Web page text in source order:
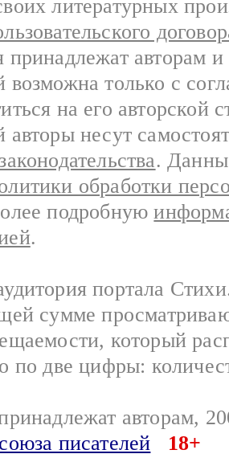
литературных
принадлежат авторам
возможна только с
на его авторской
авторы несут
.
обработки
подробную
.
портала
сумме
который
по две цифры:
авторам,
писателей
18+